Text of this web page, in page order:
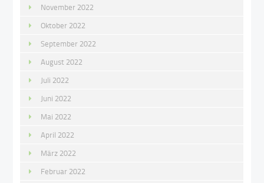
November 2022
Oktober 2022
September 2022
August 2022
Juli 2022
Juni 2022
Mai 2022
April 2022
März 2022
Februar 2022